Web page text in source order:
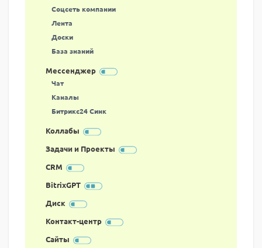
Соцсеть компании
Лента
Доски
База знаний
Мессенджер
Чат
Каналы
Битрикс24 Синк
Коллабы
Задачи и Проекты
CRM
BitrixGPT
Диск
Контакт-центр
Сайты